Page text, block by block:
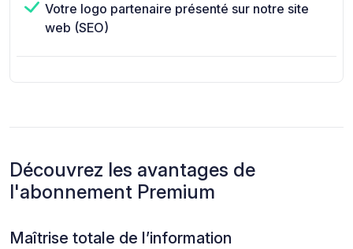
Votre logo partenaire présenté sur notre site
web (SEO)
Découvrez les avantages de
l'abonnement Premium
Maîtrise totale de l’information